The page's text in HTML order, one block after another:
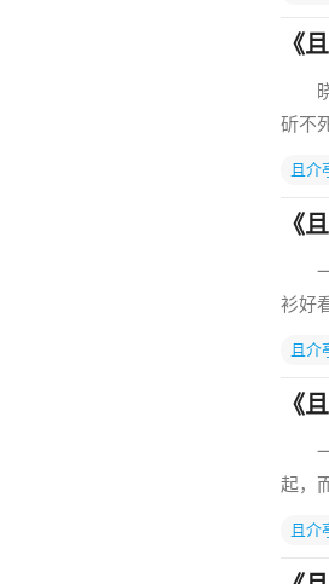
《
晓
斫不
且介
《
一
衫好
且介
《
一
起，
且介